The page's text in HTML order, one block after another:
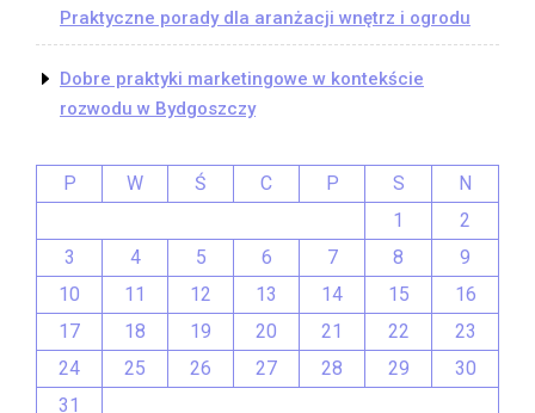
Praktyczne porady dla aranżacji wnętrz i ogrodu
Dobre praktyki marketingowe w kontekście
rozwodu w Bydgoszczy
P W Ś C P S
N
1
2
3
4 5 6 7 8
9
10
11 12 13 14 15
16
17
18 19 20 21 22
23
24
25 26 27 28 29
30
31